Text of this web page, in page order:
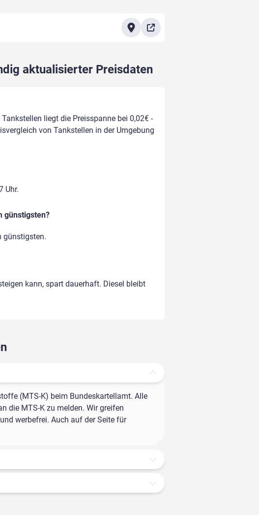
aktualisierter Preisdaten
liegt die Preisspanne bei 0,02€ -
von Tankstellen in der Umgebung
Uhr.
günstigsten?
günstigsten.
kann, spart dauerhaft. Diesel bleibt
(MTS-K) beim Bundeskartellamt. Alle
die MTS-K zu melden. Wir greifen
werbefrei. Auch auf der Seite für